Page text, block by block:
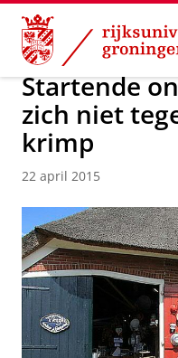
Skip
Content
Skip
Navigation
Over ons Actueel
Startende
zich niet
krimp
22 april 2015